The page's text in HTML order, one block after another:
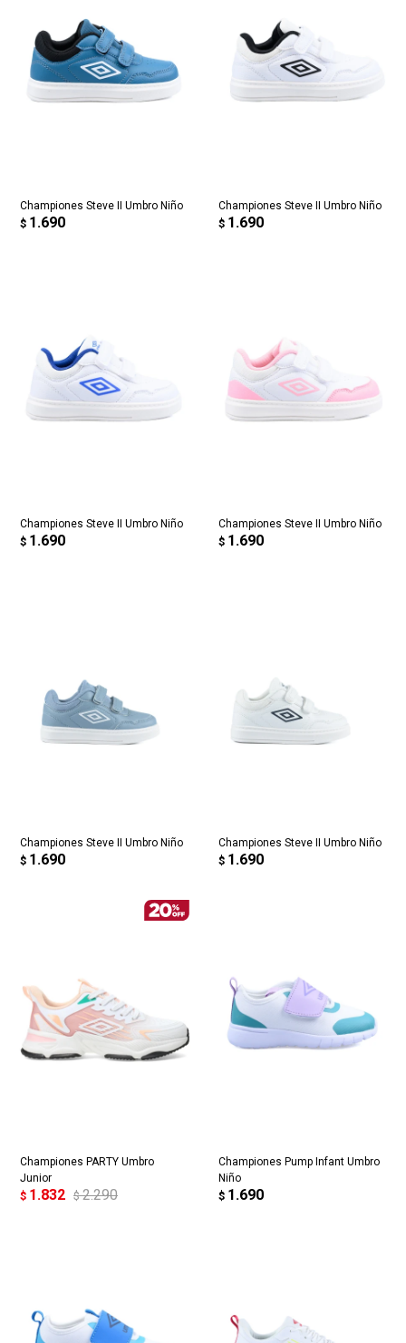
Championes Steve II Umbro Niño
$ 1.690
Championes Steve II Umbro Niño
$ 1.690
Championes Steve II Umbro Niño
$ 1.690
Championes Steve II Umbro Niño
$ 1.690
Championes Steve II Umbro Niño
$ 1.690
Championes Steve II Umbro Niño
$ 1.690
Championes PARTY Umbro
Junior
$ 1.832 $ 2.290
Championes Pump Infant Umbro
Niño
$ 1.690